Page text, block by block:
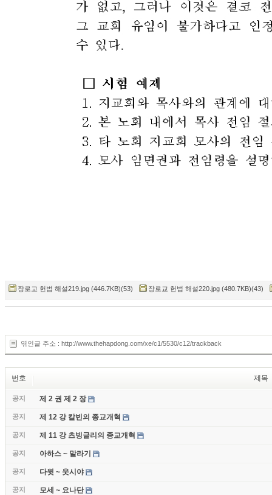
장로교 헌법 해설219.jpg (446.7KB)(53) 장로교 헌법 해설220.jpg (480.7KB)(43)
엮인글 주소 : http://www.thehapdong.com/xe/c1/5530/c12/trackback
번호 제목
공지 제 2 권 제 2 장
공지 제 12 강 칼빈의 종교개혁
공지 제 11 강 츠빙글리의 종교개혁
공지 아하스 ~ 말라기
공지 다윗 ~ 웃시야
공지 모세 ~ 요나단